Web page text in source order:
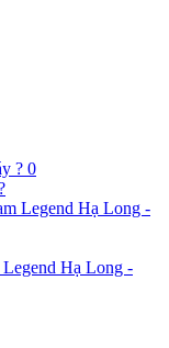
0
Hạ Long -